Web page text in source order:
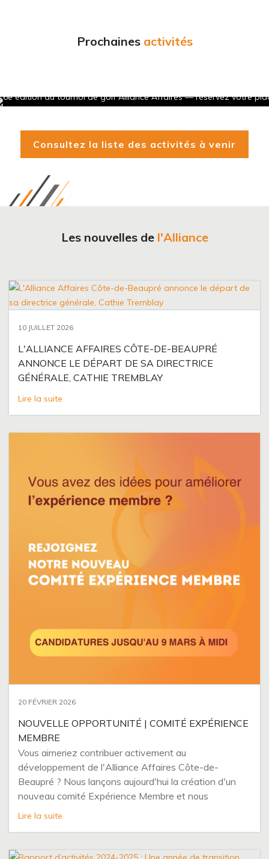
Prochaines activités
Consultez la liste des activités à venir
Les nouvelles de l'Alliance
10 JUILLET 2026
L'ALLIANCE AFFAIRES CÔTE-DE-BEAUPRÉ
ANNONCE LE DÉPART DE SA DIRECTRICE
GÉNÉRALE, CATHIE TREMBLAY
Lire la suite
20 FÉVRIER 2026
NOUVELLE OPPORTUNITÉ | COMITÉ EXPÉRIENCE
MEMBRE
Vous aimeriez contribuer activement au
développement de l'Alliance Affaires Côte-de-
Beaupré ? Nous lançons aujourd'hui la création d'un
nouveau comité Expérience Membre et nous
recherchons 3 membres bénévoles passionnés pour y
Lire la suite